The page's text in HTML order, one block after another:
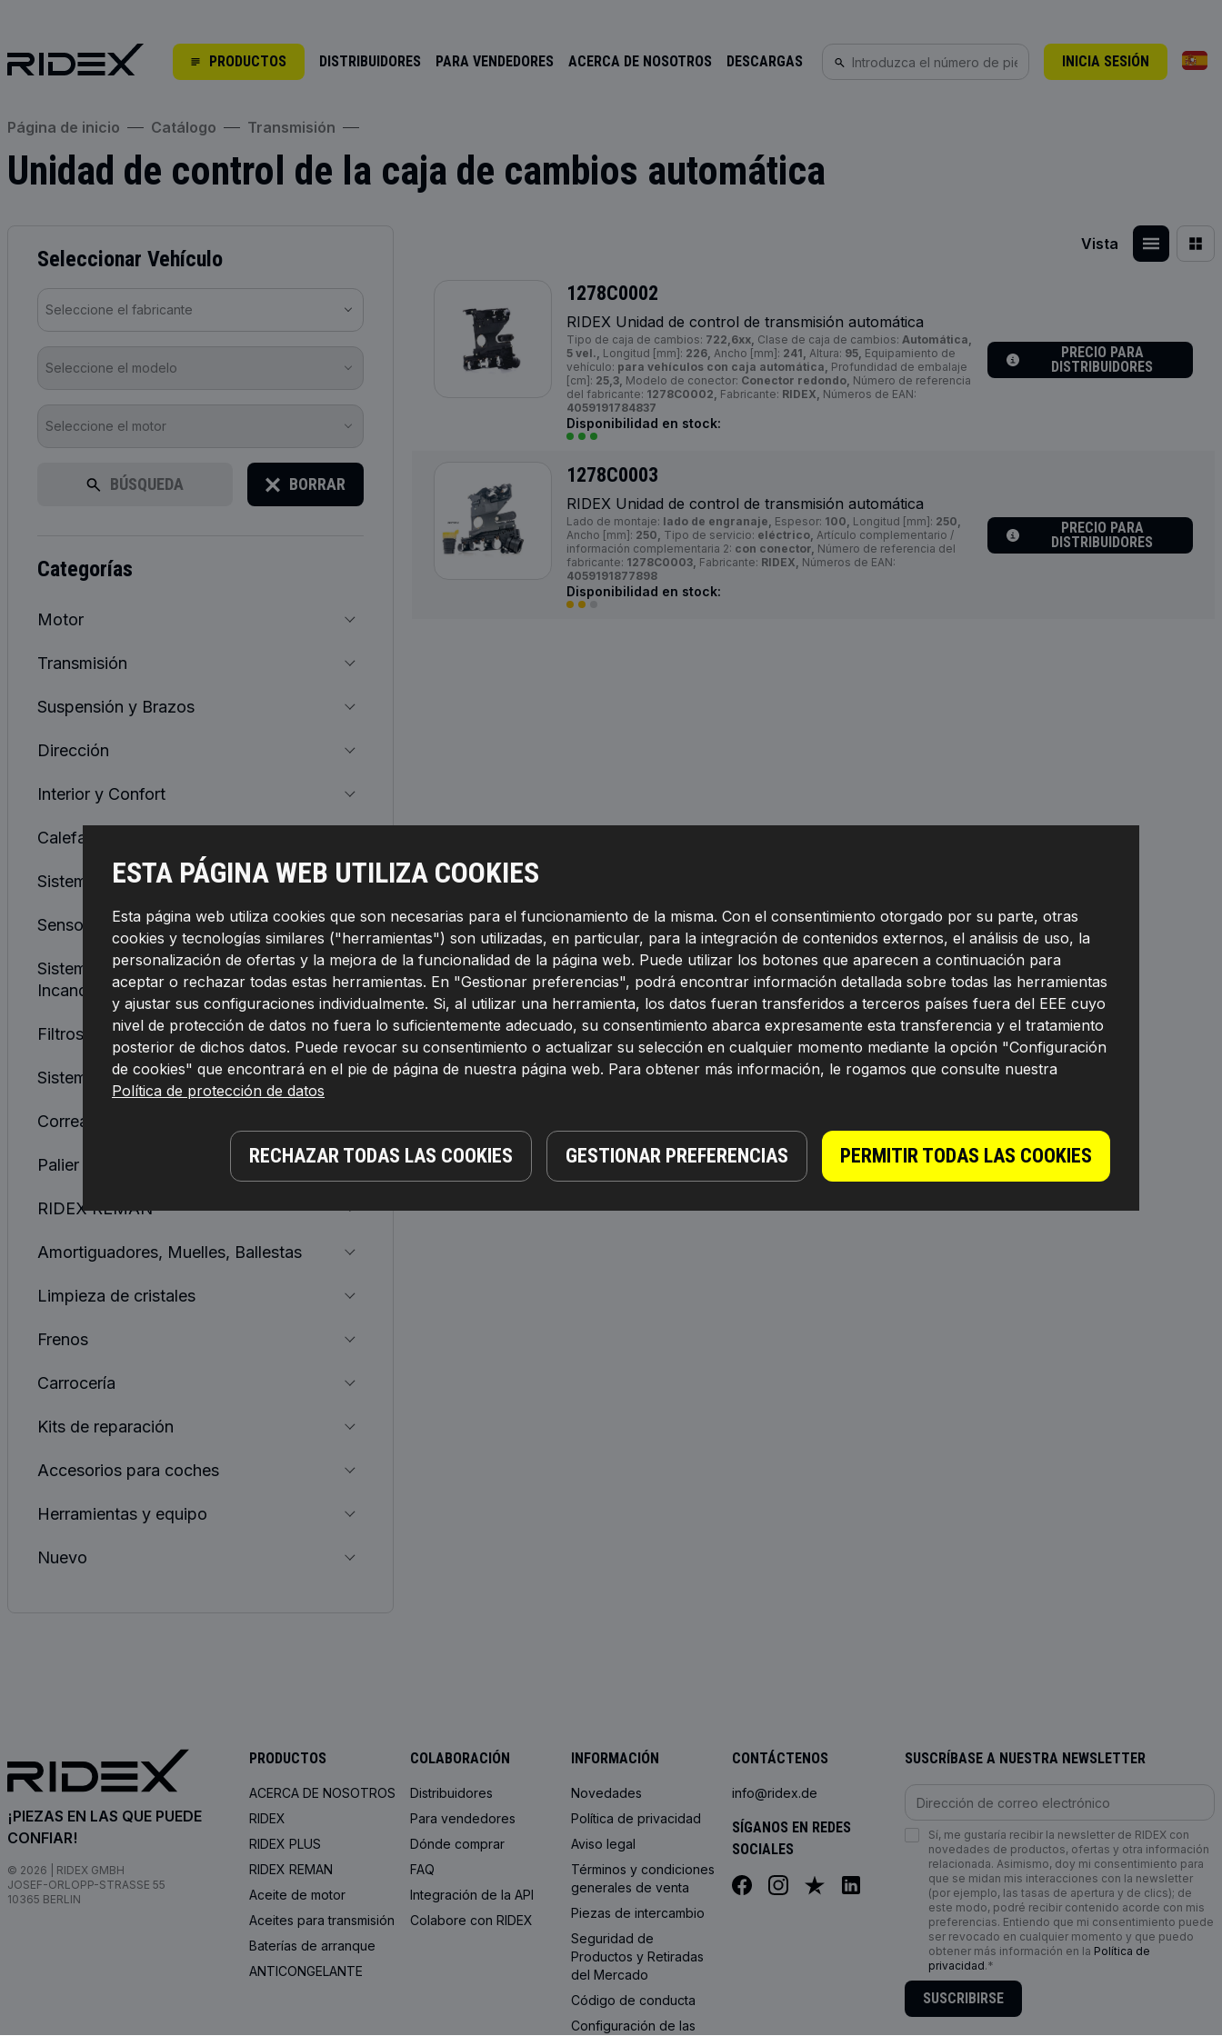
PRODUCTOS DISTRIBUIDORES PARA VENDEDORES ACERCA DE NOSOTROS DESCARGAS INICIA SESIÓN
ESTA PÁGINA WEB UTILIZA COOKIES
Esta página web utiliza cookies que son necesarias para el funcionamiento de la misma. Con el consentimiento otorgado por su parte, otras
cookies y tecnologías similares ("herramientas") son utilizadas, en particular, para la integración de contenidos externos, el análisis de uso, la
personalización de ofertas y la mejora de la funcionalidad de la página web. Puede utilizar los botones que aparecen a continuación para
aceptar o rechazar todas estas herramientas. En "Gestionar preferencias", podrá encontrar información detallada sobre todas las herramientas
y ajustar sus configuraciones individualmente. Si, al utilizar una herramienta, los datos fueran transferidos a terceros países fuera del EEE cuyo
nivel de protección de datos no fuera lo suficientemente adecuado, su consentimiento abarca expresamente esta transferencia y el tratamiento
posterior de dichos datos. Puede revocar su consentimiento o actualizar su selección en cualquier momento mediante la opción "Configuración
de cookies" que encontrará en el pie de página de nuestra página web. Para obtener más información, le rogamos que consulte nuestra
Política de protección de datos
RECHAZAR TODAS LAS COOKIES GESTIONAR PREFERENCIAS PERMITIR TODAS LAS COOKIES
Página de inicio Catálogo Transmisión
Unidad de control de la caja de cambios automática
Seleccionar Vehículo
Seleccione el fabricante
Seleccione el modelo
Seleccione el motor
BÚSQUEDA BORRAR
categorías
Motor
Transmisión
Suspensión y Brazos
Dirección
Interior y Confort
Calefacción/ventilación
Sistema De Refrigeración de Motor
Sensores, Relés, Unidades De Control
Sistema De Encendido e
Incandescencia
Filtros
Sistema De Combustible
Correas, Cadenas, Rodillos
Palier y Junta Homocinética
RIDEX REMAN
Amortiguadores, Muelles, Ballestas
Limpieza de cristales
Frenos
Carrocería
Kits de reparación
Accesorios para coches
Herramientas y equipo
Nuevo
Vista
1278C0002
RIDEX Unidad de control de transmisión automática
Tipo de caja de cambios: 722,6xx, Clase de caja de cambios: Automática,
5 vel., Longitud [mm]: 226, Ancho [mm]: 241, Altura: 95, Equipamiento de
vehículo: para vehículos con caja automática, Profundidad de embalaje
[cm]: 25,3, Modelo de conector: Conector redondo, Número de referencia
del fabricante: 1278C0002, Fabricante: RIDEX, Números de EAN:
4059191784837
Disponibilidad en stock:
PRECIO PARA
DISTRIBUIDORES
1278C0003
RIDEX Unidad de control de transmisión automática
Lado de montaje: lado de engranaje, Espesor: 100, Longitud [mm]: 250,
Ancho [mm]: 250, Tipo de servicio: eléctrico, Artículo complementario /
información complementaria 2: con conector, Número de referencia del
fabricante: 1278C0003, Fabricante: RIDEX, Números de EAN:
4059191877898
Disponibilidad en stock:
PRECIO PARA
DISTRIBUIDORES
¡PIEZAS EN LAS QUE PUEDE
CONFIAR!
© 2026 | RIDEX GMBH
JOSEF-ORLOPP-STRASSE 55
10365 BERLIN
PRODUCTOS
ACERCA DE NOSOTROS
RIDEX
RIDEX PLUS
RIDEX REMAN
Aceite de motor
Aceites para transmisión
Baterías de arranque
ANTICONGELANTE
COLABORACIÓN
Distribuidores
Para vendedores
Dónde comprar
FAQ
Integración de la API
Colabore con RIDEX
INFORMACIÓN
Novedades
Política de privacidad
Aviso legal
Términos y condiciones
generales de venta
Piezas de intercambio
Seguridad de
Productos y Retiradas
del Mercado
Código de conducta
Configuración de las
CONTÁCTENOS
info@ridex.de
SÍGANOS EN REDES
SOCIALES
SUSCRÍBASE A NUESTRA NEWSLETTER
Sí, me gustaría recibir la newsletter de RIDEX con
novedades de productos, ofertas y otra información
relacionada. Asimismo, doy mi consentimiento para
que se midan mis interacciones con la newsletter
(por ejemplo, las tasas de apertura y de clics); de
este modo, podré recibir contenido acorde con mis
preferencias. Entiendo que mi consentimiento puede
ser revocado en cualquier momento y que puedo
obtener más información en la Política de
privacidad.*
SUSCRIBIRSE